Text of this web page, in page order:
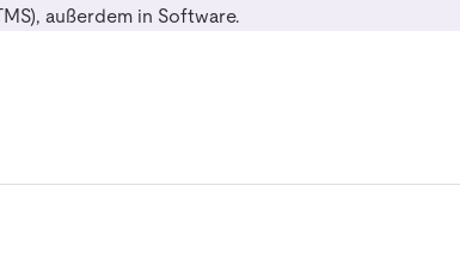
außerdem in Software.